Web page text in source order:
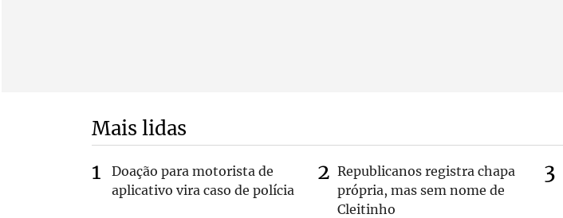
Mais lidas
Doação para motorista de
aplicativo vira caso de polícia
Republicanos registra chapa
própria, mas sem nome de
Cleitinho